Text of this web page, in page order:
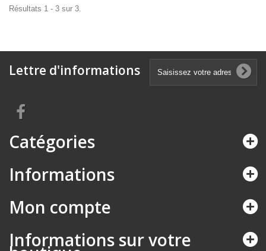
Résultats 1 - 3 sur 3.
Lettre d'informations
Catégories
Informations
Mon compte
Informations sur votre